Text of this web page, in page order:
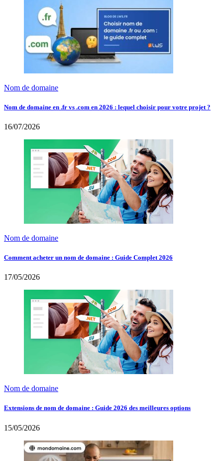
Nom de domaine
Nom de domaine en .fr vs .com en 2026 : lequel choisir pour votre projet ?
16/07/2026
Nom de domaine
Comment acheter un nom de domaine : Guide Complet 2026
17/05/2026
Nom de domaine
Extensions de nom de domaine : Guide 2026 des meilleures options
15/05/2026